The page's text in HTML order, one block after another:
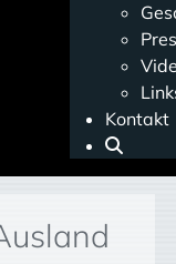
Kontakt